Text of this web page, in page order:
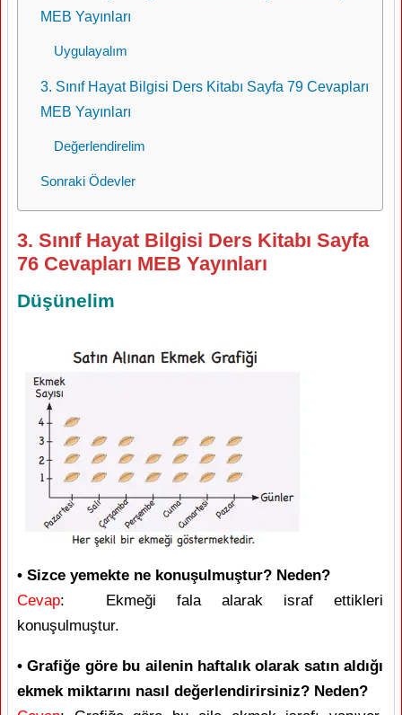
MEB Yayınları
Uygulayalım
3. Sınıf Hayat Bilgisi Ders Kitabı Sayfa 79 Cevapları
MEB Yayınları
Değerlendirelim
Sonraki Ödevler
3. Sınıf Hayat Bilgisi Ders Kitabı Sayfa
76 Cevapları MEB Yayınları
Düşünelim
• Sizce yemekte ne konuşulmuştur? Neden?
Cevap: Ekmeği fala alarak israf ettikleri
konuşulmuştur.
• Grafiğe göre bu ailenin haftalık olarak satın aldığı
ekmek miktarını nasıl değerlendirirsiniz? Neden?